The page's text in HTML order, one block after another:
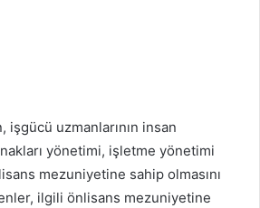
işgücü uzmanlarının insan
yönetimi, işletme yönetimi
mezuniyetine sahip olmasını
ilgili önlisans mezuniyetine